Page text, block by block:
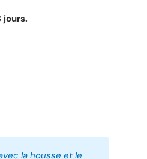
jours.
la housse et le